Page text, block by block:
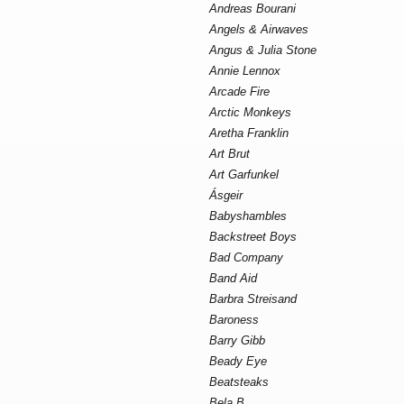
Andreas Bourani
Angels & Airwaves
Angus & Julia Stone
Annie Lennox
Arcade Fire
Arctic Monkeys
Aretha Franklin
Art Brut
Art Garfunkel
Ásgeir
Babyshambles
Backstreet Boys
Bad Company
Band Aid
Barbra Streisand
Baroness
Barry Gibb
Beady Eye
Beatsteaks